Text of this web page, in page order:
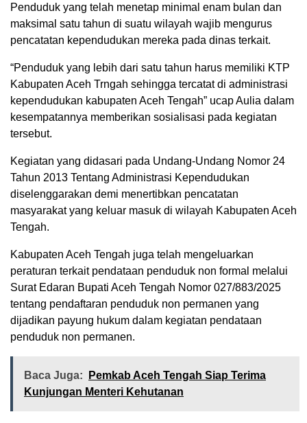
Penduduk yang telah menetap minimal enam bulan dan
maksimal satu tahun di suatu wilayah wajib mengurus
pencatatan kependudukan mereka pada dinas terkait.
“Penduduk yang lebih dari satu tahun harus memiliki KTP
Kabupaten Aceh Trngah sehingga tercatat di administrasi
kependudukan kabupaten Aceh Tengah” ucap Aulia dalam
kesempatannya memberikan sosialisasi pada kegiatan
tersebut.
Kegiatan yang didasari pada Undang-Undang Nomor 24
Tahun 2013 Tentang Administrasi Kependudukan
diselenggarakan demi menertibkan pencatatan
masyarakat yang keluar masuk di wilayah Kabupaten Aceh
Tengah.
Kabupaten Aceh Tengah juga telah mengeluarkan
peraturan terkait pendataan penduduk non formal melalui
Surat Edaran Bupati Aceh Tengah Nomor 027/883/2025
tentang pendaftaran penduduk non permanen yang
dijadikan payung hukum dalam kegiatan pendataan
penduduk non permanen.
Baca Juga:
Pemkab Aceh Tengah Siap Terima
Kunjungan Menteri Kehutanan